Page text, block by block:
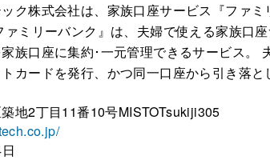
ク株式会社は、家族口座サービス『ファ
ァミリーバンク』は、夫婦で使える家族口
族口座に集約･一元管理できるサービス。
カードを発行、かつ同一口座から引き落と
地2丁目11番10号MISTOTsukiji305